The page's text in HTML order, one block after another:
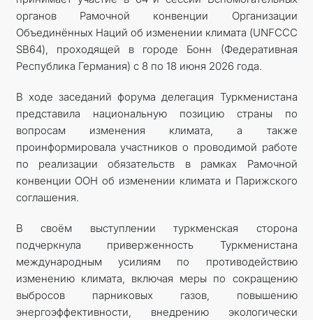
органов Рамочной конвенции Организации
Объединённых Наций об изменении климата (UNFCCC
SB64), проходящей в городе Бонн (Федеративная
Республика Германия) с 8 по 18 июня 2026 года.
В ходе заседаний форума делегация Туркменистана
представила национальную позицию страны по
вопросам изменения климата, а также
проинформировала участников о проводимой работе
по реализации обязательств в рамках Рамочной
конвенции ООН об изменении климата и Парижского
соглашения.
В своём выступлении туркменская сторона
подчеркнула приверженность Туркменистана
международным усилиям по противодействию
изменению климата, включая меры по сокращению
выбросов парниковых газов, повышению
энергоэффективности, внедрению экологически